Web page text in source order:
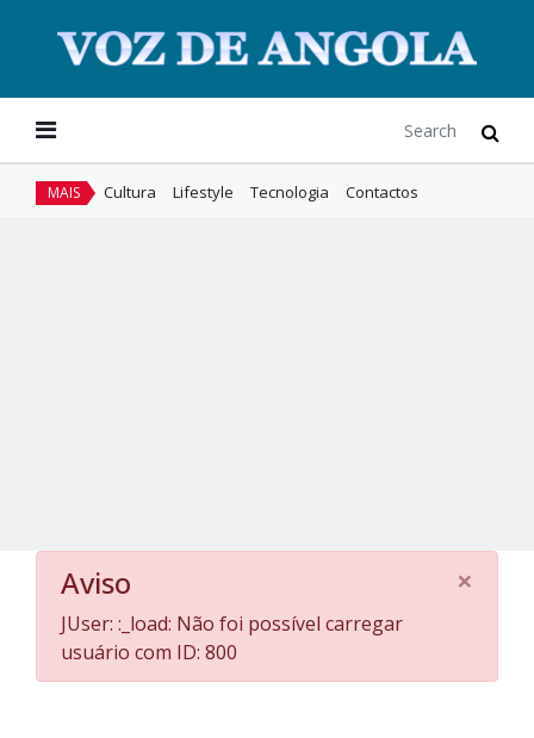
MAIS Cultura Lifestyle Tecnologia Contactos
×
Aviso
JUser: :_load: Não foi possível carregar
usuário com ID: 800